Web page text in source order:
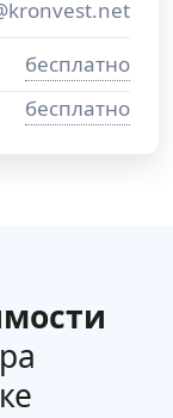
бесплатно
бесплатно